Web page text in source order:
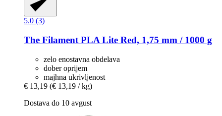
5.0 (3)
The Filament PLA Lite Red, 1,75 mm / 1000 g
zelo enostavna obdelava
dober oprijem
majhna ukrivljenost
€ 13,19 (€ 13,19 / kg)
Dostava do 10 avgust